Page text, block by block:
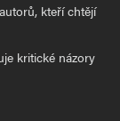
kteří chtějí
kritické názory